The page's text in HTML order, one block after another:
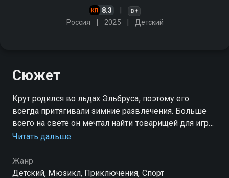
8.3 0+
Россия 2025 Детский
Сюжет
Крут родился во льдах Эльбруса, поэтому его
всегда притягивали зимние развлечения. Больше
всего на свете он мечтал найти товарищей для игры
в хоккей…
Читать дальше
Жанр
Детский, Мюзикл, Приключения, Спорт